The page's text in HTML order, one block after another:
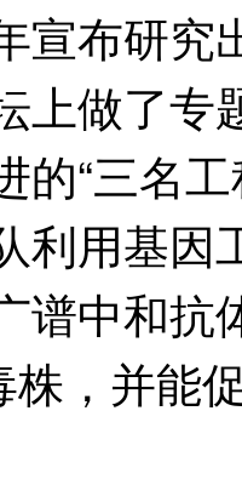
布研究
上做了专
的“三名
利用基因
中和抗
，并能